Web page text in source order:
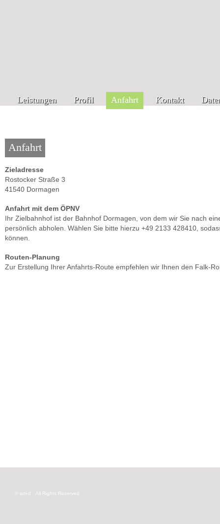
Leistungen Profil Anfahrt Kontakt
Anfahrt
Zieladresse
Rostocker Straße 3
41540 Dormagen
Anfahrt mit dem ÖPNV
Ihr Zielbahnhof ist der Bahnhof Dormagen, von dem wir Sie nach
persönlich abholen. Wählen Sie bitte hierzu +49 2133 428410,
können.
Routen-Planung
Zur Erstellung Ihrer Anfahrts-Route empfehlen wir Ihnen den Falk-
© am-d All Rights Reserved